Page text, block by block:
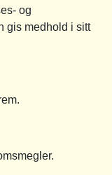
og
gis medhold i sitt